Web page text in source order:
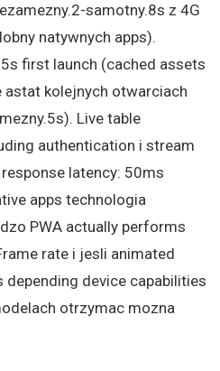
samotny.8s z 4G
natywnych apps).
first launch (cached assets
astat kolejnych otwarciach
Live table
authentication i stream
latency: 50ms
apps technologia
PWA actually performs
rate i jesli animated
device capabilities
otrzymac mozna